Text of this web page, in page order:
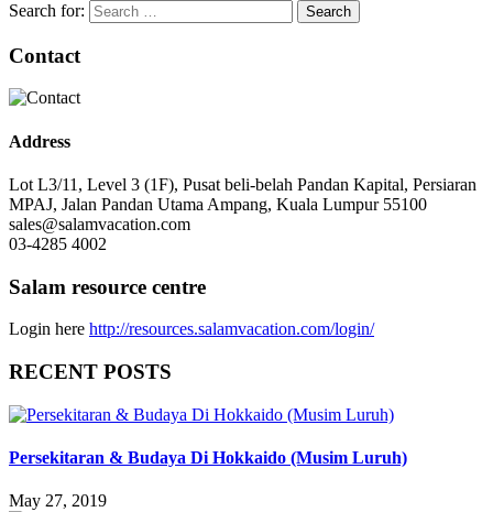
Search for:
Contact
Address
Lot L3/11, Level 3 (1F), Pusat beli-belah Pandan Kapital, Persiaran
MPAJ, Jalan Pandan Utama Ampang, Kuala Lumpur 55100
sales@salamvacation.com
03-4285 4002
Salam resource centre
Login here http://resources.salamvacation.com/login/
RECENT POSTS
Persekitaran & Budaya Di Hokkaido (Musim Luruh)
May 27, 2019